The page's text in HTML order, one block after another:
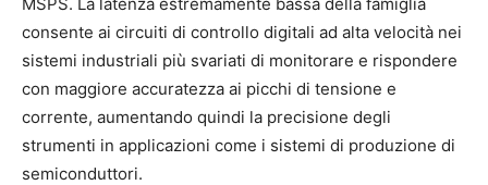
consente ai circuiti di controllo digitali ad alta velocità nei
sistemi industriali più svariati di monitorare e rispondere
con maggiore accuratezza ai picchi di tensione e
corrente, aumentando quindi la precisione degli
strumenti in applicazioni come i sistemi di produzione di
semiconduttori.